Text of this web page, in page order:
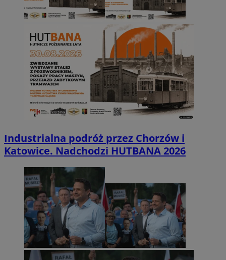
Industrialna podróż przez Chorzów i
Katowice. Nadchodzi HUTBANA 2026